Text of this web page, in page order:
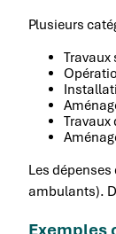
Plusieurs
Travaux
Travaux
Les
ambulants).